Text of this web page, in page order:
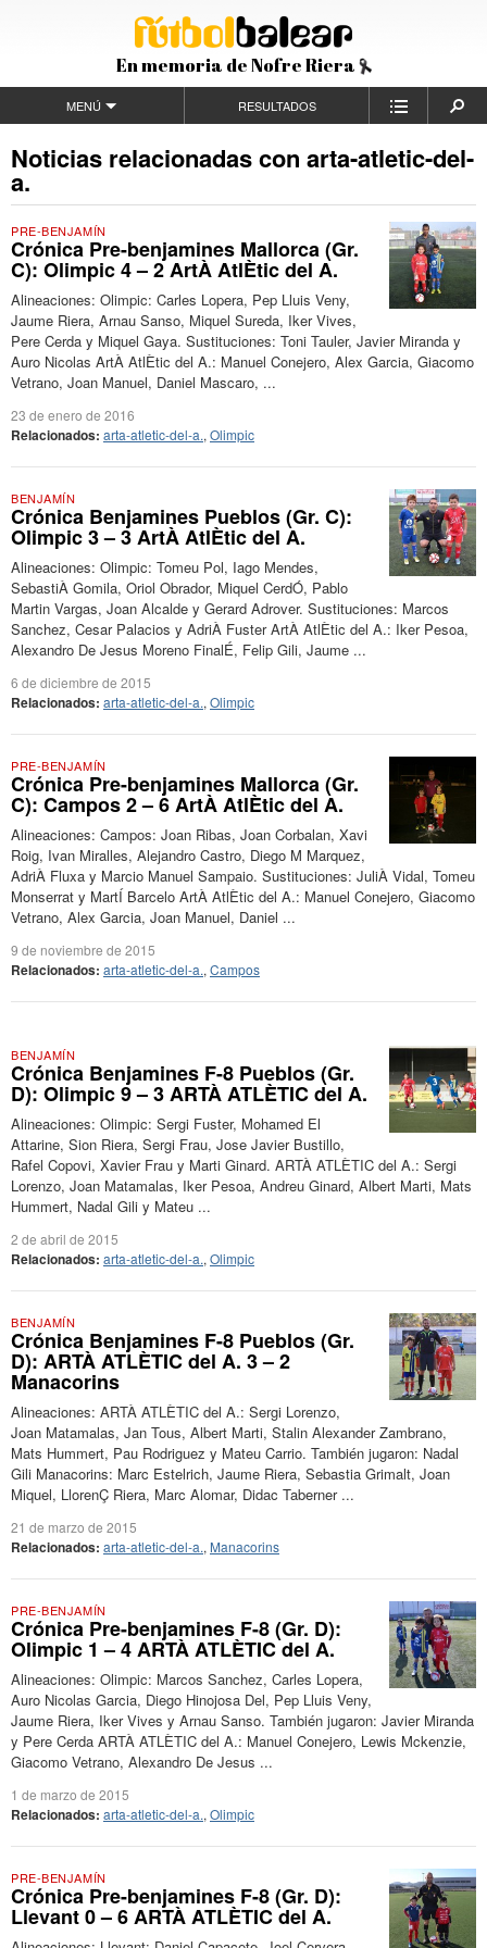
En memoria de Nofre Riera
MENÚ RESULTADOS
Noticias relacionadas con arta-atletic-del-
a.
PRE-BENJAMÍN
Crónica Pre-benjamines Mallorca (Gr.
C): Olimpic 4 – 2 ArtÀ AtlÈtic del A.
Alineaciones: Olimpic: Carles Lopera, Pep Lluis Veny,
Jaume Riera, Arnau Sanso, Miquel Sureda, Iker Vives,
Pere Cerda y Miquel Gaya. Sustituciones: Toni Tauler, Javier Miranda y
Auro Nicolas ArtÀ AtlÈtic del A.: Manuel Conejero, Alex Garcia, Giacomo
Vetrano, Joan Manuel, Daniel Mascaro, ...
23 de enero de 2016
Relacionados: arta-atletic-del-a., Olimpic
BENJAMÍN
Crónica Benjamines Pueblos (Gr. C):
Olimpic 3 – 3 ArtÀ AtlÈtic del A.
Alineaciones: Olimpic: Tomeu Pol, Iago Mendes,
SebastiÀ Gomila, Oriol Obrador, Miquel CerdÓ, Pablo
Martin Vargas, Joan Alcalde y Gerard Adrover. Sustituciones: Marcos
Sanchez, Cesar Palacios y AdriÀ Fuster ArtÀ AtlÈtic del A.: Iker Pesoa,
Alexandro De Jesus Moreno FinalÉ, Felip Gili, Jaume ...
6 de diciembre de 2015
Relacionados: arta-atletic-del-a., Olimpic
PRE-BENJAMÍN
Crónica Pre-benjamines Mallorca (Gr.
C): Campos 2 – 6 ArtÀ AtlÈtic del A.
Alineaciones: Campos: Joan Ribas, Joan Corbalan, Xavi
Roig, Ivan Miralles, Alejandro Castro, Diego M Marquez,
AdriÀ Fluxa y Marcio Manuel Sampaio. Sustituciones: JuliÀ Vidal, Tomeu
Monserrat y MartÍ Barcelo ArtÀ AtlÈtic del A.: Manuel Conejero, Giacomo
Vetrano, Alex Garcia, Joan Manuel, Daniel ...
9 de noviembre de 2015
Relacionados: arta-atletic-del-a., Campos
BENJAMÍN
Crónica Benjamines F-8 Pueblos (Gr.
D): Olimpic 9 – 3 ARTÀ ATLÈTIC del A.
Alineaciones: Olimpic: Sergi Fuster, Mohamed El
Attarine, Sion Riera, Sergi Frau, Jose Javier Bustillo,
Rafel Copovi, Xavier Frau y Marti Ginard. ARTÀ ATLÈTIC del A.: Sergi
Lorenzo, Joan Matamalas, Iker Pesoa, Andreu Ginard, Albert Marti, Mats
Hummert, Nadal Gili y Mateu ...
2 de abril de 2015
Relacionados: arta-atletic-del-a., Olimpic
BENJAMÍN
Crónica Benjamines F-8 Pueblos (Gr.
D): ARTÀ ATLÈTIC del A. 3 – 2
Manacorins
Alineaciones: ARTÀ ATLÈTIC del A.: Sergi Lorenzo,
Joan Matamalas, Jan Tous, Albert Marti, Stalin Alexander Zambrano,
Mats Hummert, Pau Rodriguez y Mateu Carrio. También jugaron: Nadal
Gili Manacorins: Marc Estelrich, Jaume Riera, Sebastia Grimalt, Joan
Miquel, LlorenÇ Riera, Marc Alomar, Didac Taberner ...
21 de marzo de 2015
Relacionados: arta-atletic-del-a., Manacorins
PRE-BENJAMÍN
Crónica Pre-benjamines F-8 (Gr. D):
Olimpic 1 – 4 ARTÀ ATLÈTIC del A.
Alineaciones: Olimpic: Marcos Sanchez, Carles Lopera,
Auro Nicolas Garcia, Diego Hinojosa Del, Pep Lluis Veny,
Jaume Riera, Iker Vives y Arnau Sanso. También jugaron: Javier Miranda
y Pere Cerda ARTÀ ATLÈTIC del A.: Manuel Conejero, Lewis Mckenzie,
Giacomo Vetrano, Alexandro De Jesus ...
1 de marzo de 2015
Relacionados: arta-atletic-del-a., Olimpic
PRE-BENJAMÍN
Crónica Pre-benjamines F-8 (Gr. D):
Llevant 0 – 6 ARTÀ ATLÈTIC del A.